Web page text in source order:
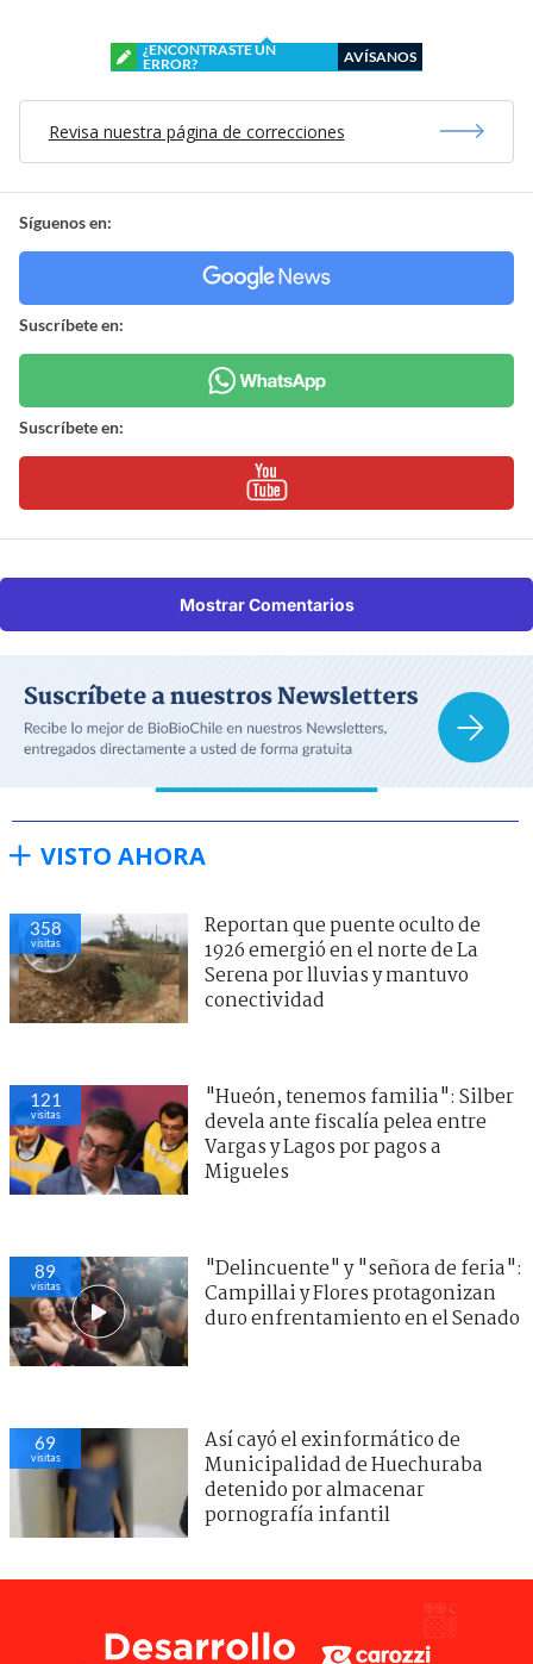
¿ENCONTRASTE UN
ERROR?
AVÍSANOS
Revisa nuestra página de correcciones
Síguenos en:
Suscríbete en:
Suscríbete en:
Mostrar Comentarios
VISTO AHORA
358
visitas
Reportan que puente oculto de
1926 emergió en el norte de La
Serena por lluvias y mantuvo
conectividad
121
visitas
"Hueón, tenemos familia": Silber
devela ante fiscalía pelea entre
Vargas y Lagos por pagos a
Migueles
89
visitas
"Delincuente" y "señora de feria":
Campillai y Flores protagonizan
duro enfrentamiento en el Senado
69
visitas
Así cayó el exinformático de
Municipalidad de Huechuraba
detenido por almacenar
pornografía infantil